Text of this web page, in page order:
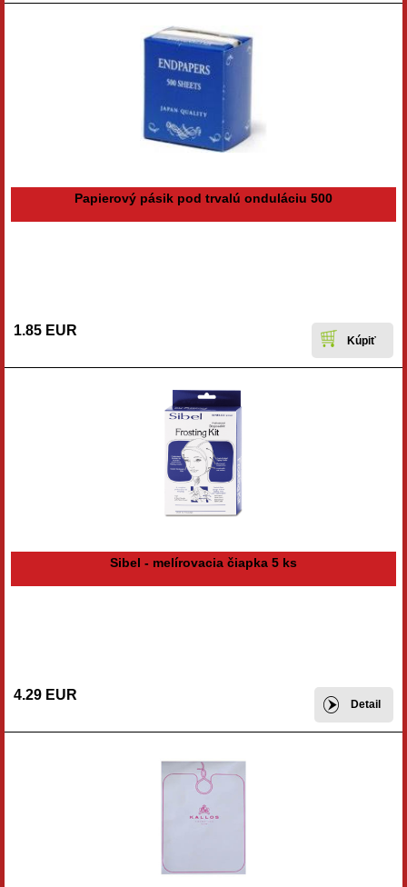
Papierový pásik pod trvalú onduláciu 500
1.85 EUR
Sibel - melírovacia čiapka 5 ks
4.29 EUR
Detail